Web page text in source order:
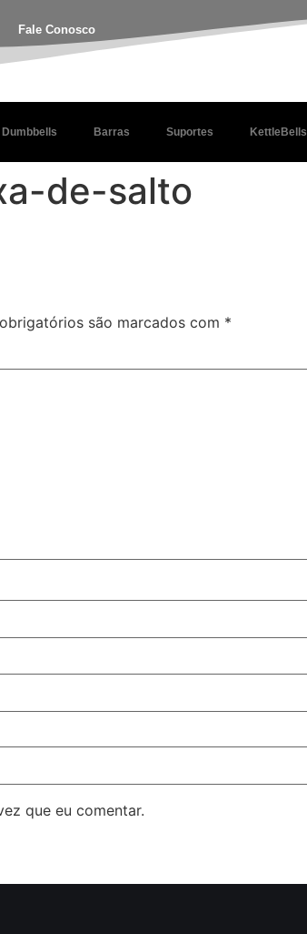
Fale Conosco
Dumbbells Barras Suportes KettleBells
de-salto
são marcados com *
que eu comentar.